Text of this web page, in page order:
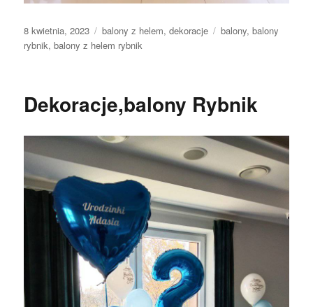
Data
publikacji
8 kwietnia, 2023 Kategorie
balony z helem,dekoracje Tagi
balony,balony
rybnik,balony z helem rybnik
Dekoracje,balony Rybnik